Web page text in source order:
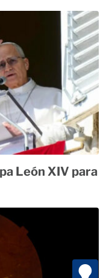
León XIV para